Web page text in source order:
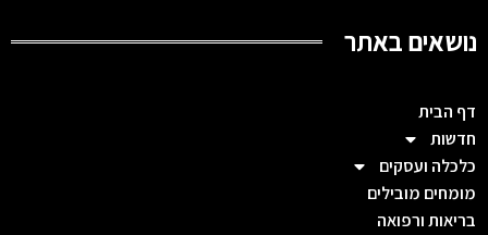
נושאים באתר
דף הבית
חדשות
כלכלה ועסקים
מומחים מובילים
בריאות ורפואה